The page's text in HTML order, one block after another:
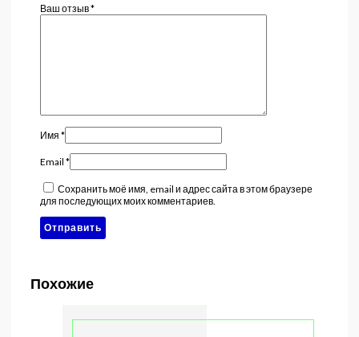
Ваш отзыв*
Имя *
Email *
Сохранить моё имя, email и адрес сайта в этом браузере
для последующих моих комментариев.
Похожие